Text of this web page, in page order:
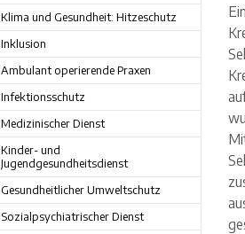
Klima und Gesundheit: Hitzeschutz
Inklusion
Ambulant operierende Praxen
Infektionsschutz
Medizinischer Dienst
Kinder- und
Jugendgesundheitsdienst
Gesundheitlicher Umweltschutz
Sozialpsychiatrischer Dienst